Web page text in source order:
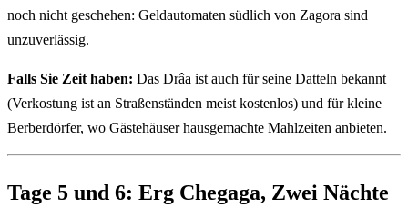
noch nicht geschehen: Geldautomaten südlich von Zagora sind
unzuverlässig.
Falls Sie Zeit haben: Das Drâa ist auch für seine Datteln bekannt
(Verkostung ist an Straßenständen meist kostenlos) und für kleine
Berberdörfer, wo Gästehäuser hausgemachte Mahlzeiten anbieten.
Tage 5 und 6: Erg Chegaga, Zwei Nächte